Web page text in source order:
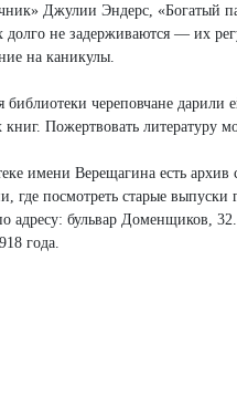
Джулии Эндерс, «Богатый
не задерживаются — их
на каникулы.
библиотеки череповчане
Пожертвовать литературу
имени Верещагина есть
где посмотреть старые выпуски
адресу: бульвар Доменщиков,
года.